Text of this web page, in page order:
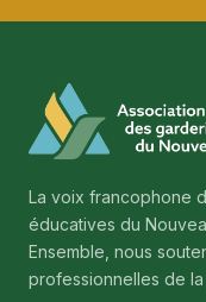
La voix francophone
éducatives du
Ensemble, nous
professionnelles de